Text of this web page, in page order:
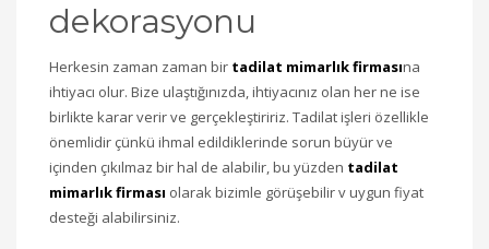
dekorasyonu
Herkesin zaman zaman bir tadilat mimarlık firmasına
ihtiyacı olur. Bize ulaştığınızda, ihtiyacınız olan her ne ise
birlikte karar verir ve gerçekleştiririz. Tadilat işleri özellikle
önemlidir çünkü ihmal edildiklerinde sorun büyür ve
içinden çıkılmaz bir hal de alabilir, bu yüzden tadilat
mimarlık firması olarak bizimle görüşebilir v uygun fiyat
desteği alabilirsiniz.